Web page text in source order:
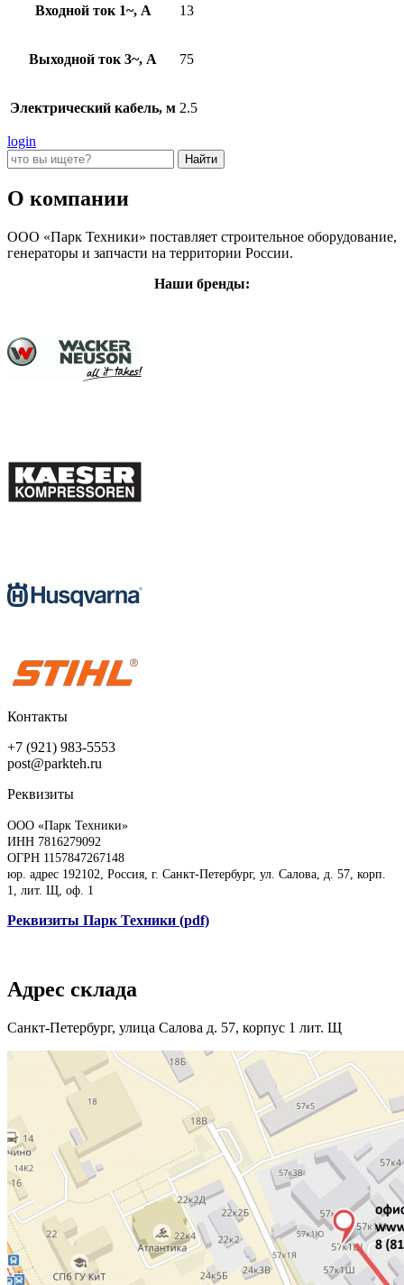
Входной ток 1~, А 13
Выходной ток 3~, А 75
Электрический кабель, м 2.5
login
О компании
ООО «Парк Техники» поставляет строительное оборудование,
генераторы и запчасти на территории России.
Наши бренды:
Контакты
+7 (921) 983-5553
post@parkteh.ru
Реквизиты
ООО «Парк Техники»
ИНН 7816279092
ОГРН 1157847267148
юр. адрес 192102, Россия, г. Санкт-Петербург, ул. Салова, д. 57, корп.
1, лит. Щ, оф. 1
Реквизиты Парк Техники (pdf)
Адрес склада
Санкт-Петербург, улица Салова д. 57, корпус 1 лит. Щ